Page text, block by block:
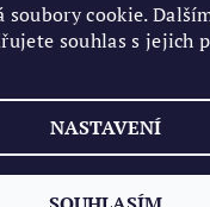
soubory cookie.
souhlas s jejich
NASTAVENÍ